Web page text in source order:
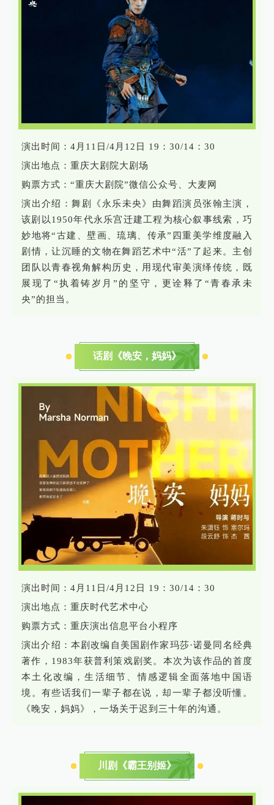
演出时间：4月11日/4月12日 19：30/14：30
演出地点：重庆大剧院大剧场
购票方式：“重庆大剧院”微信公众号、大麦网
演出介绍：舞剧《永乐未央》由舞蹈演员张翰主演，
该剧以1950年代永乐宫迁建工程为核心叙事线索，巧
妙地将“古建、壁画、琉璃、传承”四重美学维度融入
剧情，让沉睡的文物在舞蹈艺术中“活”了起来。主创
团队以青春视角解构历史，用现代审美演绎传统，既
展现了“执着铸岁月”的坚守，更诠释了“青春承未
央”的担当。
话剧《晚安，妈妈》
演出时间：4月11日/4月12日 19：30/14：30
演出地点：重庆时代艺术中心
购票方式：重庆演出信息平台小程序
演出介绍：本剧改编自美国剧作家玛莎·诺曼同名经典
著作，1983年获普利策戏剧奖。本次为该作品的首度
本土化改编，生活细节、情感逻辑全面落地中国语
境。有些话我们一辈子都在说，却一辈子都没听懂。
《晚安，妈妈》，一场关于迟到三十年的沟通。
川剧《霸王别姬》